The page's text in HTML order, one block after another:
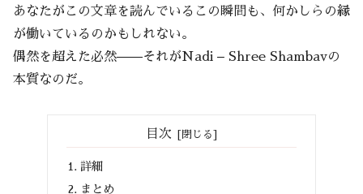
あなたがこの文章を読んでいるこの瞬間も、何かしらの縁
が働いているのかもしれない。
偶然を超えた必然——それがNadi – Shree Shambavの
本質なのだ。
目次
詳細
まとめ